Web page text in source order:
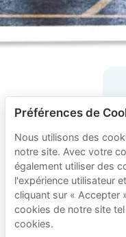
Préférences de
Nous utilisons des
notre site. Avec votre
également utiliser des
l'expérience utilisateur
cliquant sur « Accepter
cookies de notre site
cookies.